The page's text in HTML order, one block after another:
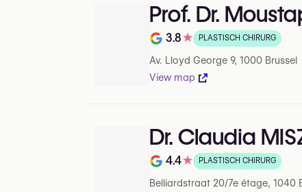
Prof. Dr.
Beoordeling op 5 op Google
3.8★ PLASTISCH CHIRURG
Av. Lloyd George 9, 1000 Brussel
View map
Dr. Claudia
Beoordeling op 5 op Google
4.4★ PLASTISCH CHIRURG
Belliardstraat 20/7e étage, 1040